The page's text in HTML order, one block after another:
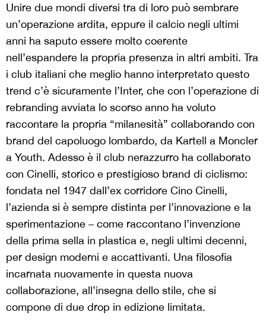
Unire due mondi diversi tra di loro può sembrare
un’operazione ardita, eppure il calcio negli ultimi
anni ha saputo essere molto coerente
nell’espandere la propria presenza in altri ambiti. Tra
i club italiani che meglio hanno interpretato questo
trend c’è sicuramente l’Inter, che con l’operazione di
rebranding avviata lo scorso anno ha voluto
raccontare la propria “milanesità” collaborando con
brand del capoluogo lombardo, da Kartell a Moncler
a Youth. Adesso è il club nerazzurro ha collaborato
con Cinelli, storico e prestigioso brand di ciclismo:
fondata nel 1947 dall’ex corridore Cino Cinelli,
l’azienda si è sempre distinta per l’innovazione e la
sperimentazione – come raccontano l’invenzione
della prima sella in plastica e, negli ultimi decenni,
per design moderni e accattivanti. Una filosofia
incarnata nuovamente in questa nuova
collaborazione, all’insegna dello stile, che si
compone di due drop in edizione limitata.